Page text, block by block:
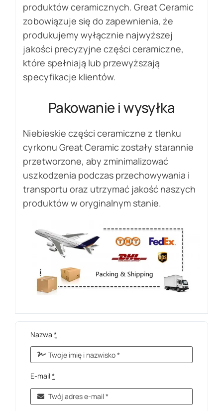
produktów ceramicznych. Great Ceramic
zobowiązuje się do zapewnienia, że
produkujemy wyłącznie najwyższej
jakości precyzyjne części ceramiczne,
które spełniają lub przewyższają
specyfikacje klientów.
Pakowanie i wysyłka
Niebieskie części ceramiczne z tlenku
cyrkonu Great Ceramic zostały starannie
przetworzone, aby zminimalizować
uszkodzenia podczas przechowywania i
transportu oraz utrzymać jakość naszych
produktów w oryginalnym stanie.
Nazwa*
E-mail*